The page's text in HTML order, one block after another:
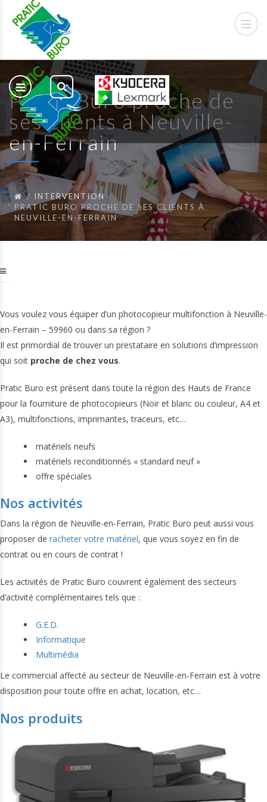
Pratic Buro proche de
ses clients à Neuville-
en-Ferrain
INTERVENTION
PRATIC BURO PROCHE DE SES CLIENTS À
NEUVILLE-EN-FERRAIN
Vous voulez vous équiper d’un photocopieur multifonction à Neuville-
en-Ferrain – 59960 ou dans sa région ?
Il est primordial de trouver un prestataire en solutions d’impression
qui soit proche de chez vous.
Pratic Buro est présent dans toute la région des Hauts de France
pour la fourniture de photocopieurs (Noir et blanc ou couleur, A4 et
A3), multifonctions, imprimantes, traceurs, etc…
matériels neufs
matériels reconditionnés « standard neuf »
offre spéciales
Nos activités
Dans la région de Neuville-en-Ferrain, Pratic Buro peut aussi vous
proposer de racheter votre matériel, que vous soyez en fin de
contrat ou en cours de contrat !
Les activités de Pratic Buro couvrent également des secteurs
d’activité complémentaires tels que :
G.E.D.
Informatique
Multimédia
Le commercial affecté au secteur de Neuville-en-Ferrain est à votre
disposition pour toute offre en achat, location, etc…
Nos produits